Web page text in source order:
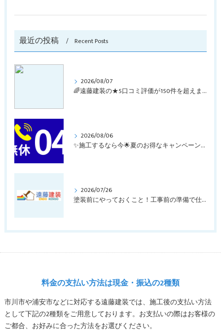
最近の投稿 Recent Posts
2026/08/07
🌈遠藤建装の★5口コミ評価が150件を超えました！🏖️
2026/08/06
✨施工するなら今🌟夏のお得なキャンペーン実施中！
2026/07/26
塗装前にやっておくこと！工事前の準備で仕上がりが変わる理由をプロが解説
料金の支払い方法は現金・振込の2種類
市川市や浦安市などに対応する遠藤建装では、施工後の支払い方法
として下記の2種類をご用意しております。お支払いの際はお客様の
ご都合、お好みに合った方法をお選びください。